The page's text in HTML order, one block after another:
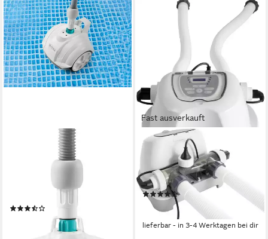
Poolbodensauger Pool-
Cleaner - ZX50, geeignet für
alle Rahmenpools bis max.
lieferbar - in 4-5 Werktagen bei dir
Fast ausverkauft
INTEX
Salzwassersystem
»SALTWATER SYSTEM
WITH ECO QS700 PLUS«
(2)
ab 175,15 €
mtl. in 12 Raten
lieferbar - in 3-4 Werktagen bei dir